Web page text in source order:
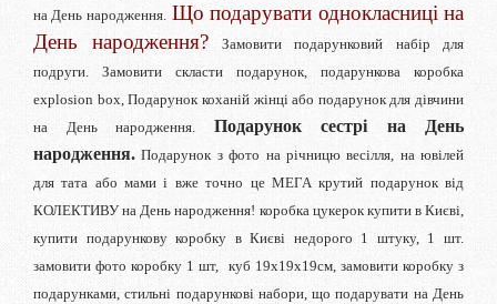
на День народження. Що подарувати однокласниці на
День народження? Замовити подарунковий набір для
подруги. Замовити скласти подарунок, подарункова коробка
explosion box, Подарунок коханій жінці або подарунок для дівчини
на День народження. Подарунок сестрі на День
народження. Подарунок з фото на річницю весілля, на ювілей
для тата або мами і вже точно це МЕГА крутий подарунок від
КОЛЕКТИВУ на День народження! коробка цукерок купити в Києві,
купити подарункову коробку в Києві недорого 1 штуку, 1 шт.
замовити фото коробку 1 шт, куб 19х19х19см, замовити коробку з
подарунками, стильні подарункові набори, що подарувати на День